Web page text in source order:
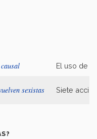
El uso de
sexistas Siete